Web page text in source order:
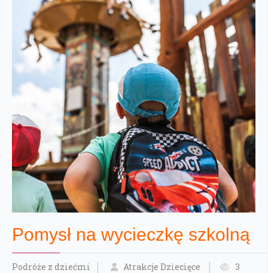
Pomysł na wycieczkę szkolną
Podróże z dziećmi Atrakcje Dziecięce
3